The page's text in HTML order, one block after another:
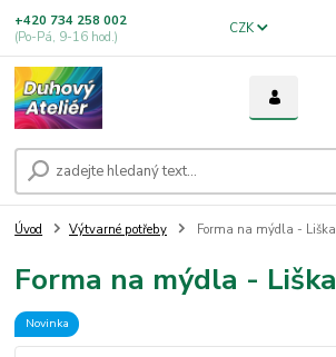
CZK
+420 734 258 002
(Po-Pá, 9-16 hod.)
Úvod Výtvarné potřeby Forma na mýdla - Liška
Forma na mýdla - Liška
Novinka